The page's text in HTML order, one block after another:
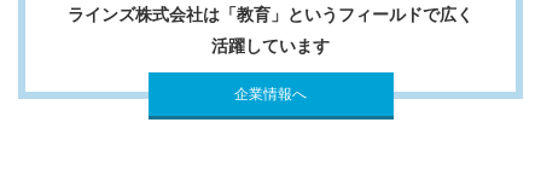
ラインズ株式会社は「教育」というフィールドで広く
活躍しています
企業情報へ